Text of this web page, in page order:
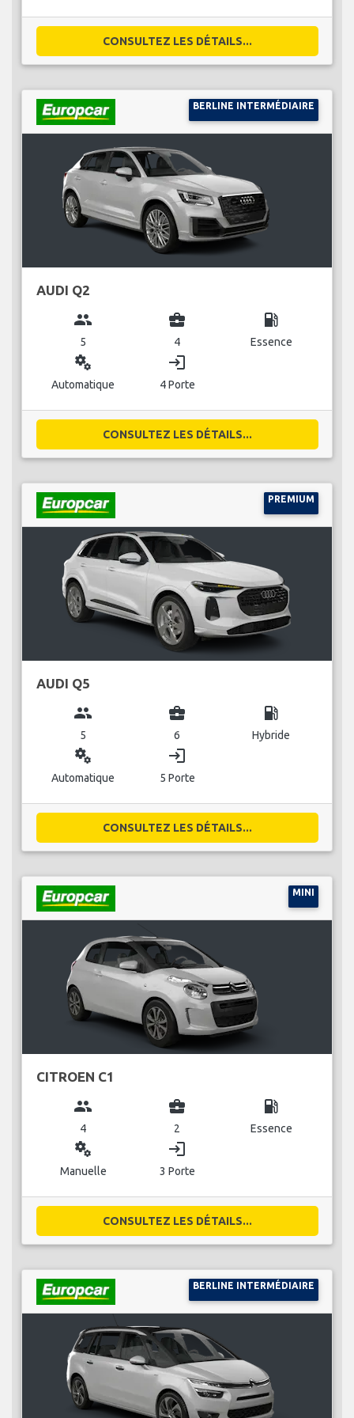
CONSULTEZ LES DÉTAILS...
BERLINE INTERMÉDIAIRE
AUDI Q2
group
5
business_center
4
local_gas_station
Essence
miscellaneous_services
Automatique
login
4 Porte
CONSULTEZ LES DÉTAILS...
PREMIUM
AUDI Q5
group
5
business_center
6
local_gas_station
Hybride
miscellaneous_services
Automatique
login
5 Porte
CONSULTEZ LES DÉTAILS...
MINI
CITROEN C1
group
4
business_center
2
local_gas_station
Essence
miscellaneous_services
Manuelle
login
3 Porte
CONSULTEZ LES DÉTAILS...
BERLINE INTERMÉDIAIRE